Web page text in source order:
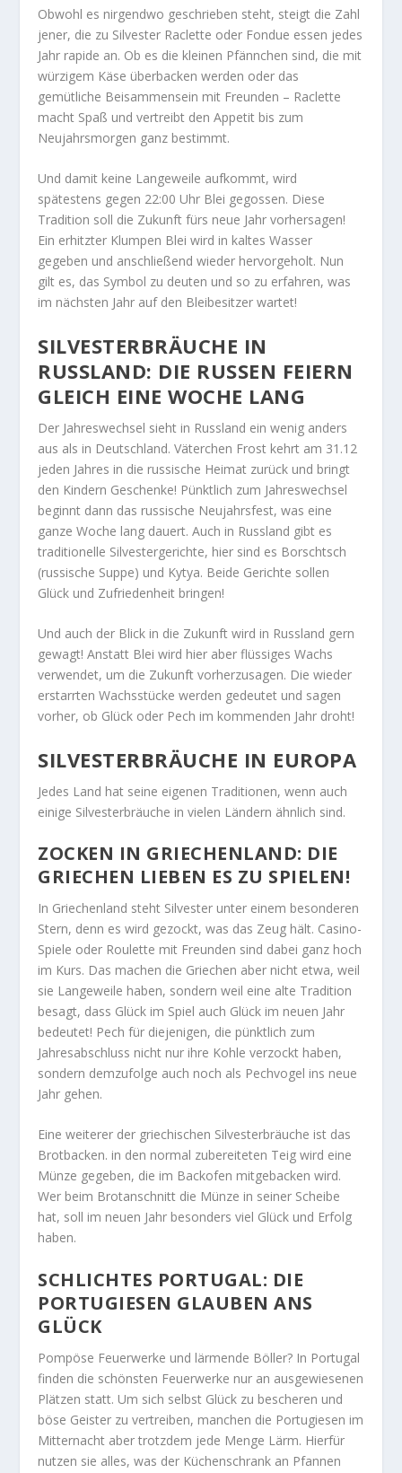
Obwohl es nirgendwo geschrieben steht, steigt die Zahl
jener, die zu Silvester Raclette oder Fondue essen jedes
Jahr rapide an. Ob es die kleinen Pfännchen sind, die mit
würzigem Käse überbacken werden oder das
gemütliche Beisammensein mit Freunden – Raclette
macht Spaß und vertreibt den Appetit bis zum
Neujahrsmorgen ganz bestimmt.
Und damit keine Langeweile aufkommt, wird
spätestens gegen 22:00 Uhr Blei gegossen. Diese
Tradition soll die Zukunft fürs neue Jahr vorhersagen!
Ein erhitzter Klumpen Blei wird in kaltes Wasser
gegeben und anschließend wieder hervorgeholt. Nun
gilt es, das Symbol zu deuten und so zu erfahren, was
im nächsten Jahr auf den Bleibesitzer wartet!
SILVESTERBRÄUCHE IN
RUSSLAND: DIE RUSSEN FEIERN
GLEICH EINE WOCHE LANG
Der Jahreswechsel sieht in Russland ein wenig anders
aus als in Deutschland. Väterchen Frost kehrt am 31.12
jeden Jahres in die russische Heimat zurück und bringt
den Kindern Geschenke! Pünktlich zum Jahreswechsel
beginnt dann das russische Neujahrsfest, was eine
ganze Woche lang dauert. Auch in Russland gibt es
traditionelle Silvestergerichte, hier sind es Borschtsch
(russische Suppe) und Kytya. Beide Gerichte sollen
Glück und Zufriedenheit bringen!
Und auch der Blick in die Zukunft wird in Russland gern
gewagt! Anstatt Blei wird hier aber flüssiges Wachs
verwendet, um die Zukunft vorherzusagen. Die wieder
erstarrten Wachsstücke werden gedeutet und sagen
vorher, ob Glück oder Pech im kommenden Jahr droht!
SILVESTERBRÄUCHE IN EUROPA
Jedes Land hat seine eigenen Traditionen, wenn auch
einige Silvesterbräuche in vielen Ländern ähnlich sind.
ZOCKEN IN GRIECHENLAND: DIE
GRIECHEN LIEBEN ES ZU SPIELEN!
In Griechenland steht Silvester unter einem besonderen
Stern, denn es wird gezockt, was das Zeug hält. Casino-
Spiele oder Roulette mit Freunden sind dabei ganz hoch
im Kurs. Das machen die Griechen aber nicht etwa, weil
sie Langeweile haben, sondern weil eine alte Tradition
besagt, dass Glück im Spiel auch Glück im neuen Jahr
bedeutet! Pech für diejenigen, die pünktlich zum
Jahresabschluss nicht nur ihre Kohle verzockt haben,
sondern demzufolge auch noch als Pechvogel ins neue
Jahr gehen.
Eine weiterer der griechischen Silvesterbräuche ist das
Brotbacken. in den normal zubereiteten Teig wird eine
Münze gegeben, die im Backofen mitgebacken wird.
Wer beim Brotanschnitt die Münze in seiner Scheibe
hat, soll im neuen Jahr besonders viel Glück und Erfolg
haben.
SCHLICHTES PORTUGAL: DIE
PORTUGIESEN GLAUBEN ANS
GLÜCK
Pompöse Feuerwerke und lärmende Böller? In Portugal
finden die schönsten Feuerwerke nur an ausgewiesenen
Plätzen statt. Um sich selbst Glück zu bescheren und
böse Geister zu vertreiben, manchen die Portugiesen im
Mitternacht aber trotzdem jede Menge Lärm. Hierfür
nutzen sie alles, was der Küchenschrank an Pfannen